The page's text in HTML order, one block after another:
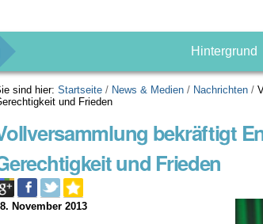
Hintergrund
sind hier: Startseite / News & Medien / Nachrichten /
und Frieden
bekräftigt
und Frieden
November 2013